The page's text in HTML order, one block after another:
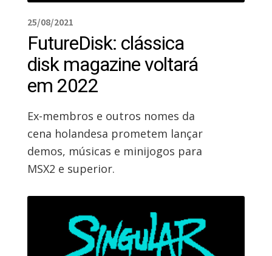
25/08/2021
FutureDisk: clássica
disk magazine voltará
em 2022
Ex-membros e outros nomes da
cena holandesa prometem lançar
demos, músicas e minijogos para
MSX2 e superior.